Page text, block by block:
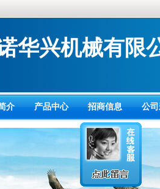
华兴机械有限
介 产品中心 招商信息 公